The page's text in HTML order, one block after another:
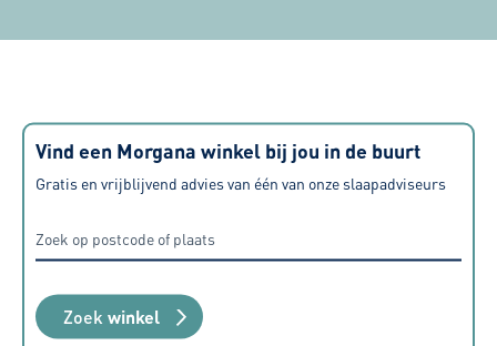
Vind een Morgana winkel bij jou in de buurt
Gratis en vrijblijvend advies van één van onze slaapadviseurs
Zoek winkel